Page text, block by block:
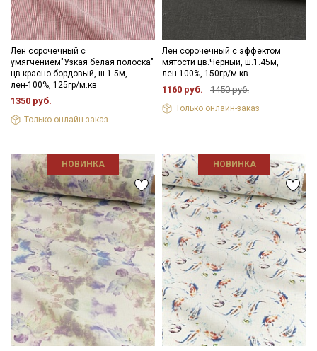
Лен сорочечный с
умягчением"Узкая белая полоска"
цв.красно-бордовый, ш.1.5м,
лен-100%, 125гр/м.кв
1350 руб.
Только онлайн-заказ
Лен сорочечный с эффектом
мятости цв.Черный, ш.1.45м,
лен-100%, 150гр/м.кв
1160 руб. 1450 руб.
Только онлайн-заказ
НОВИНКА НОВИНКА